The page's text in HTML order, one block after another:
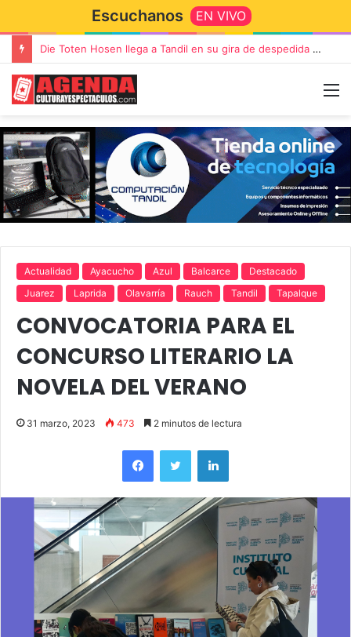
Escuchanos EN VIVO
“TIRRIA” llega a Tandil con un elenco de lujo encabezado por Capusotto, Spregelburd y Stefani
Actualidad Ayacucho Azul Balcarce
Destacado
Juarez
Laprida Olavarría Rauch Tandil Tapalque
CONVOCATORIA PARA EL
CONCURSO LITERARIO LA
NOVELA DEL VERANO
31 marzo, 2023 473 2 minutos de lectura